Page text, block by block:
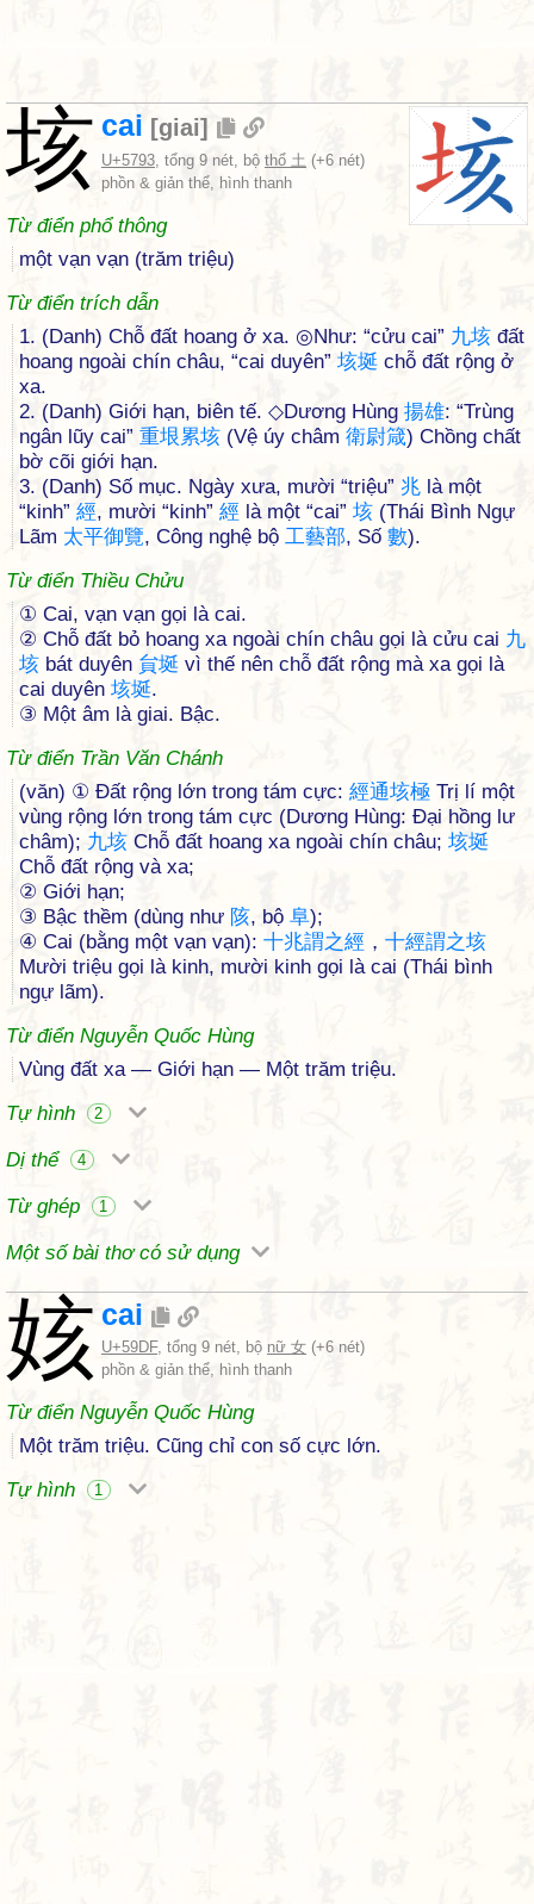
垓 cai [giai]
U+5793, tổng 9 nét, bộ thổ 土 (+6 nét)
phồn & giản thể, hình thanh
Từ điển phổ thông
một vạn vạn (trăm triệu)
Từ điển trích dẫn
1. (Danh) Chỗ đất hoang ở xa. ◎Như: “cửu cai” 九垓 đất
hoang ngoài chín châu, “cai duyên” 垓埏 chỗ đất rộng ở
xa.
2. (Danh) Giới hạn, biên tế. ◇Dương Hùng 揚雄: “Trùng
ngân lũy cai” 重垠累垓 (Vệ úy châm 衛尉箴) Chồng chất
bờ cõi giới hạn.
3. (Danh) Số mục. Ngày xưa, mười “triệu” 兆 là một
“kinh” 經, mười “kinh” 經 là một “cai” 垓 (Thái Bình Ngự
Lãm 太平御覽, Công nghệ bộ 工藝部, Số 數).
Từ điển Thiều Chửu
① Cai, vạn vạn gọi là cai.
② Chỗ đất bỏ hoang xa ngoài chín châu gọi là cửu cai 九
垓 bát duyên 貟埏 vì thế nên chỗ đất rộng mà xa gọi là
cai duyên 垓埏.
③ Một âm là giai. Bậc.
Từ điển Trần Văn Chánh
(văn) ① Đất rộng lớn trong tám cực: 經通垓極 Trị lí một
vùng rộng lớn trong tám cực (Dương Hùng: Đại hồng lư
châm); 九垓 Chỗ đất hoang xa ngoài chín châu; 垓埏
Chỗ đất rộng và xa;
② Giới hạn;
③ Bậc thềm (dùng như 陔, bộ 阜);
④ Cai (bằng một vạn vạn): 十兆謂之經 ， 十經謂之垓
Mười triệu gọi là kinh, mười kinh gọi là cai (Thái bình
ngự lãm).
Từ điển Nguyễn Quốc Hùng
Vùng đất xa — Giới hạn — Một trăm triệu.
Tự hình
2
Dị thể 4
Từ ghép 1
Một số bài thơ có sử dụng
姟 cai
U+59DF, tổng 9 nét, bộ nữ 女 (+6 nét)
phồn & giản thể, hình thanh
Từ điển Nguyễn Quốc Hùng
Một trăm triệu. Cũng chỉ con số cực lớn.
Tự hình
1